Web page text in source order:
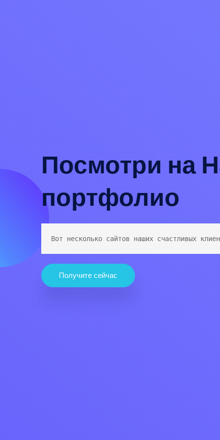
Посмотри на
портфолио
Вот несколько сайтов наших счастливых
Получите сейчас